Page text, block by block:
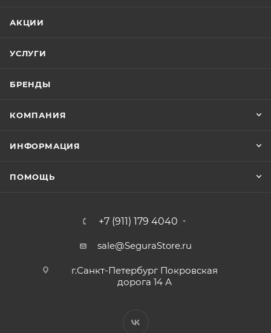
АКЦИИ
УСЛУГИ
БРЕНДЫ
КОМПАНИЯ
ИНФОРМАЦИЯ
ПОМОЩЬ
+7 (911) 179 4040
sale@SeguraStore.ru
г.Санкт-Петербург Покровская
дорога 14 А